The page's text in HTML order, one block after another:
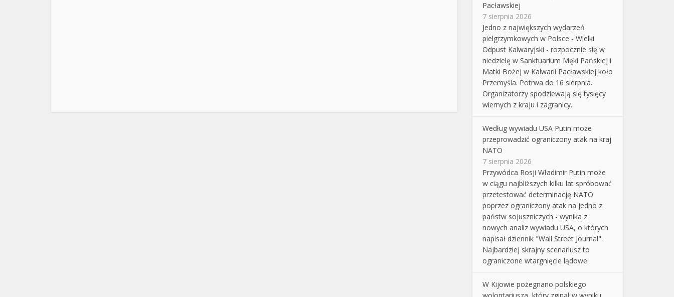
Pacławskiej
7 sierpnia 2026
Jedno z największych wydarzeń
pielgrzymkowych w Polsce - Wielki
Odpust Kalwaryjski - rozpocznie się w
niedzielę w Sanktuarium Męki Pańskiej i
Matki Bożej w Kalwarii Pacławskiej koło
Przemyśla. Potrwa do 16 sierpnia.
Organizatorzy spodziewają się tysięcy
wiernych z kraju i zagranicy.
Według wywiadu USA Putin może
przeprowadzić ograniczony atak na kraj
NATO
7 sierpnia 2026
Przywódca Rosji Władimir Putin może
w ciągu najbliższych kilku lat spróbować
przetestować determinację NATO
poprzez ograniczony atak na jedno z
państw sojuszniczych - wynika z
nowych analiz wywiadu USA, o których
napisał dziennik "Wall Street Journal".
Najbardziej skrajny scenariusz to
ograniczone wtargnięcie lądowe.
W Kijowie pożegnano polskiego